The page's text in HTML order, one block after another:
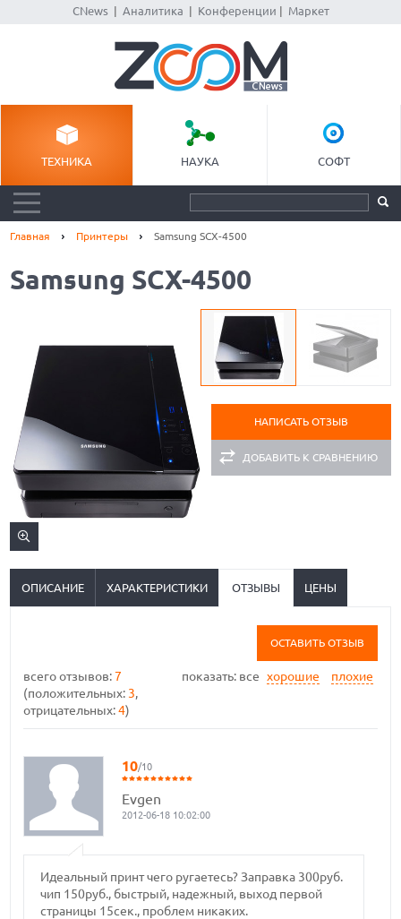
CNews| Аналитика Конференции Маркет
ТЕХНИКА НАУКА СОФТ
Главная Принтеры Samsung SCX-4500
Samsung SCX-4500
НАПИСАТЬ ОТЗЫВ
ДОБАВИТЬ К СРАВНЕНИЮ
ОПИСАНИЕ ХАРАКТЕРИСТИКИ ОТЗЫВЫ ЦЕНЫ
ОСТАВИТЬ ОТЗЫВ
показать: все хорошие плохие
всего отзывов:7
(положительных: 3,
отрицательных:4)
10/10
Evgen
2012-06-18 10:02:00
Идеальный принт чего ругаетесь? Заправка 300руб.
чип 150руб., быстрый, надежный, выход первой
страницы 15сек., проблем никаких.